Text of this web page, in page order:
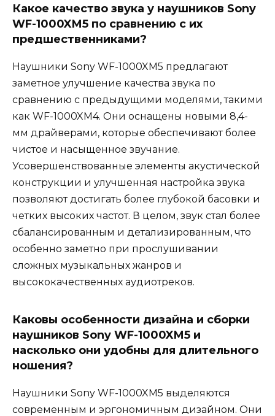
Какое качество звука у наушников Sony
WF-1000XM5 по сравнению с их
предшественниками?
Наушники Sony WF-1000XM5 предлагают
заметное улучшение качества звука по
сравнению с предыдущими моделями, такими
как WF-1000XM4. Они оснащены новыми 8,4-
мм драйверами, которые обеспечивают более
чистое и насыщенное звучание.
Усовершенствованные элементы акустической
конструкции и улучшенная настройка звука
позволяют достигать более глубокой басовки и
четких высоких частот. В целом, звук стал более
сбалансированным и детализированным, что
особенно заметно при прослушивании
сложных музыкальных жанров и
высококачественных аудиотреков.
Каковы особенности дизайна и сборки
наушников Sony WF-1000XM5 и
насколько они удобны для длительного
ношения?
Наушники Sony WF-1000XM5 выделяются
современным и эргономичным дизайном. Они